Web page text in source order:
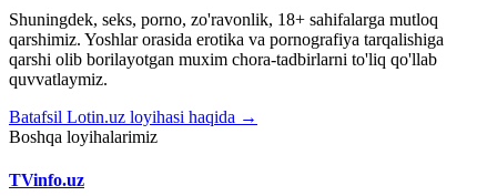
Shuningdek, seks, porno, zo'ravonlik, 18+ sahifalarga mutloq
qarshimiz. Yoshlar orasida erotika va pornografiya tarqalishiga
qarshi olib borilayotgan muxim chora-tadbirlarni to'liq qo'llab
quvvatlaymiz.
Batafsil Lotin.uz loyihasi haqida →
Boshqa loyihalarimiz
TVinfo.uz